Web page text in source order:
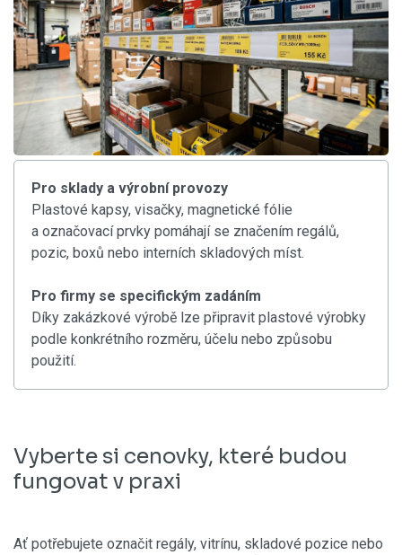
Pro sklady a výrobní provozy
Plastové kapsy, visačky, magnetické fólie
a označovací prvky pomáhají se značením regálů,
pozic, boxů nebo interních skladových míst.
Pro firmy se specifickým zadáním
Díky zakázkové výrobě lze připravit plastové výrobky
podle konkrétního rozměru, účelu nebo způsobu
použití.
Vyberte si cenovky, které budou
fungovat v praxi
Ať potřebujete označit regály, vitrínu, skladové pozice nebo